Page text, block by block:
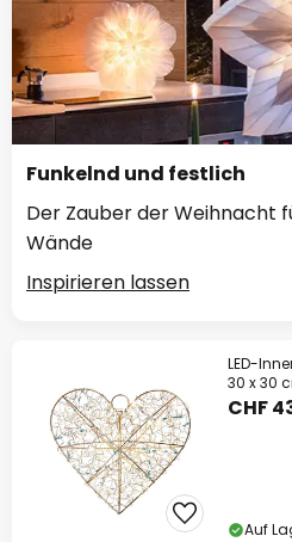
Funkelnd und festlich
Der Zauber der Weihnacht
Wände
Inspirieren lassen
LED-
30 x 30
CHF
Auf